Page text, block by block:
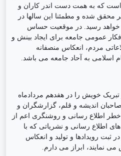
که به همت دست اندر کاران و
محقق شده و مطمئنا این سالها در
خواهد رسید. در موقعیت حساس
عمومی جامعه برای ایجاد بینش و
مردم، انعکاس منصفانه
اسلامی به آحاد جامعه می باشد.
تبریک خویش را در هفدهم مردادماه
اندیشه و قلم، گزارشگران و
اطلاع رسانی و روشنگری اعم از
اطلاع رسانی و نشریاتی که با
رویدادها و تولید و انعکاس
می نمایند، ابراز می دارم.